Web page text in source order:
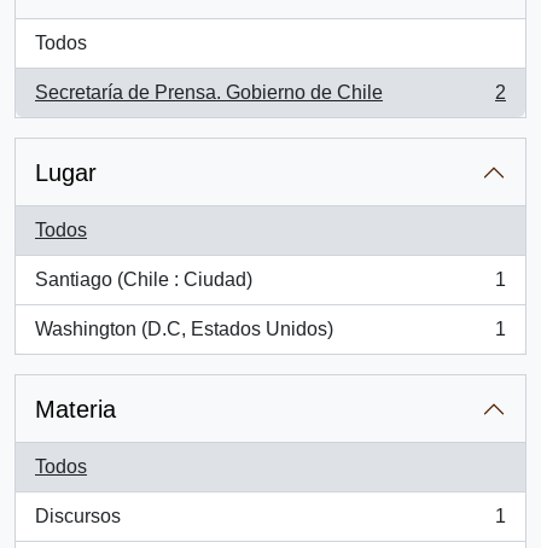
Todos
Secretaría de Prensa. Gobierno de Chile
, 2 resultados
2
Lugar
Todos
Santiago (Chile : Ciudad)
, 1 resultados
1
Washington (D.C, Estados Unidos)
, 1 resultados
1
Materia
Todos
Discursos
, 1 resultados
1